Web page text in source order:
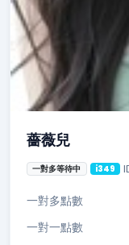
薔薇兒
一對多等待中 i349
一對多點數
一對一點數